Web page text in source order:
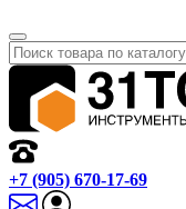
+7 (905) 670-17-69